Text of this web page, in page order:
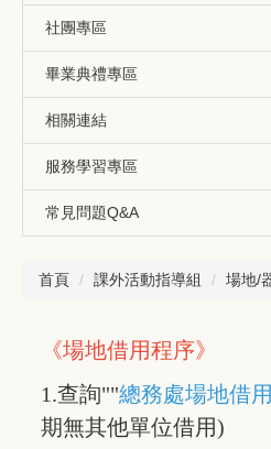
社團專區
畢業典禮專區
相關連結
服務學習專區
常見問題Q&A
首頁 課外活動指導組 場地/
《場地借用程序》
1.查詢""總務處場地借
期無其他單位借用)